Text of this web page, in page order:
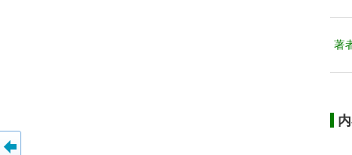
著